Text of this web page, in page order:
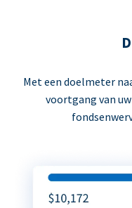
Met een doelmeter
voortgang van